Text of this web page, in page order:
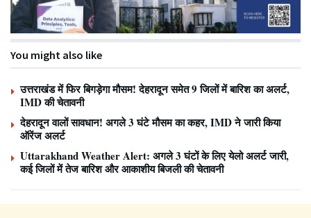
You might also like
उत्तराखंड में फिर बिगड़ेगा मौसम! देहरादून समेत 9 जिलों में बारिश का अलर्ट,
IMD की चेतावनी
देहरादून वालों सावधान! अगले 3 घंटे मौसम का कहर, IMD ने जारी किया
ऑरेंज अलर्ट
Uttarakhand Weather Alert: अगले 3 घंटों के लिए येलो अलर्ट जारी,
कई जिलों में तेज बारिश और आकाशीय बिजली की चेतावनी